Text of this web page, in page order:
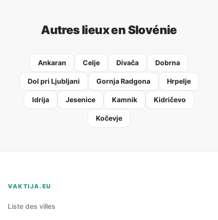
Autres lieux en Slovénie
Ankaran Celje Divača Dobrna
Dol pri Ljubljani Gornja Radgona Hrpelje
Idrija Jesenice Kamnik Kidričevo
Kočevje
VAKTIJA.EU
Liste des villes